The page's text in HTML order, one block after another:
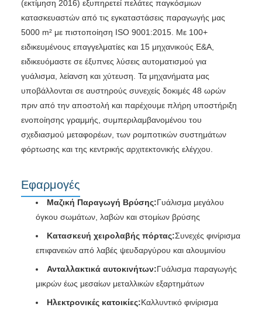
(εκτίμηση 2016) εξυπηρετεί πελάτες παγκόσμιων
κατασκευαστών από τις εγκαταστάσεις παραγωγής μας
5000 m² με πιστοποίηση ISO 9001:2015. Με 100+
ειδικευμένους επαγγελματίες και 15 μηχανικούς Ε&Α,
ειδικευόμαστε σε έξυπνες λύσεις αυτοματισμού για
γυάλισμα, λείανση και χύτευση. Τα μηχανήματα μας
υποβάλλονται σε αυστηρούς συνεχείς δοκιμές 48 ωρών
πριν από την αποστολή και παρέχουμε πλήρη υποστήριξη
ενοποίησης γραμμής, συμπεριλαμβανομένου του
σχεδιασμού μεταφορέων, των ρομποτικών συστημάτων
φόρτωσης και της κεντρικής αρχιτεκτονικής ελέγχου.
Εφαρμογές
Μαζική Παραγωγή Βρύσης:Γυάλισμα μεγάλου
όγκου σωμάτων, λαβών και στομίων βρύσης
Κατασκευή χειρολαβής πόρτας:Συνεχές φινίρισμα
επιφανειών από λαβές ψευδαργύρου και αλουμινίου
Ανταλλακτικά αυτοκινήτων:Γυάλισμα παραγωγής
μικρών έως μεσαίων μεταλλικών εξαρτημάτων
Ηλεκτρονικές κατοικίες:Καλλυντικό φινίρισμα